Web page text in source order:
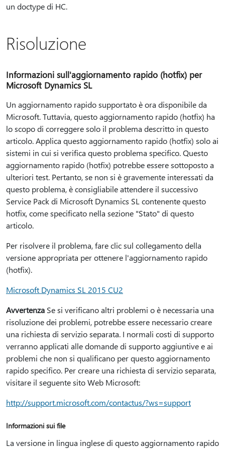
un doctype di HC.
Risoluzione
Informazioni sull'aggiornamento rapido (hotfix) per
Microsoft Dynamics SL
Un aggiornamento rapido supportato è ora disponibile da
Microsoft. Tuttavia, questo aggiornamento rapido (hotfix) ha
lo scopo di correggere solo il problema descritto in questo
articolo. Applica questo aggiornamento rapido (hotfix) solo ai
sistemi in cui si verifica questo problema specifico. Questo
aggiornamento rapido (hotfix) potrebbe essere sottoposto a
ulteriori test. Pertanto, se non si è gravemente interessati da
questo problema, è consigliabile attendere il successivo
Service Pack di Microsoft Dynamics SL contenente questo
hotfix, come specificato nella sezione "Stato" di questo
articolo.
Per risolvere il problema, fare clic sul collegamento della
versione appropriata per ottenere l'aggiornamento rapido
(hotfix).
Microsoft Dynamics SL 2015 CU2
Avvertenza Se si verificano altri problemi o è necessaria una
risoluzione dei problemi, potrebbe essere necessario creare
una richiesta di servizio separata. I normali costi di supporto
verranno applicati alle domande di supporto aggiuntive e ai
problemi che non si qualificano per questo aggiornamento
rapido specifico. Per creare una richiesta di servizio separata,
visitare il seguente sito Web Microsoft:
http://support.microsoft.com/contactus/?ws=support
Informazioni sui file
La versione in lingua inglese di questo aggiornamento rapido